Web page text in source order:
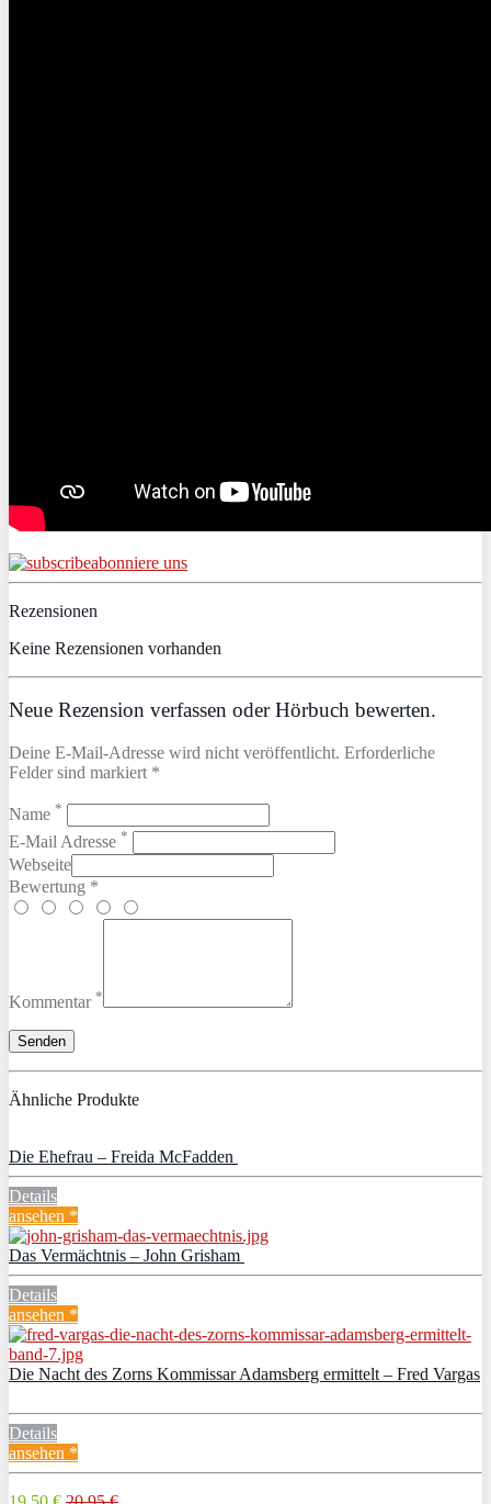
abonniere uns
Rezensionen
Keine Rezensionen vorhanden
Neue Rezension verfassen oder Hörbuch bewerten.
Deine E-Mail-Adresse wird nicht veröffentlicht. Erforderliche
Felder sind markiert *
Name *
E-Mail Adresse *
Webseite
Bewertung *
Kommentar *
Ähnliche Produkte
Die Ehefrau – Freida McFadden
Details
ansehen *
Das Vermächtnis – John Grisham
Details
ansehen *
Die Nacht des Zorns Kommissar Adamsberg ermittelt – Fred Vargas
Details
ansehen *